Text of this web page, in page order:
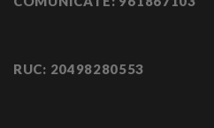
RUC: 20498280553